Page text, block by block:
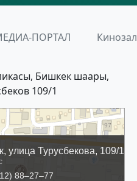
ПОРТАЛ Кинозал
Бишкек шаары,
109/1